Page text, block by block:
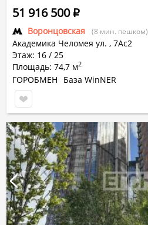
Воронцовская (8 мин. пешком)
Академика Челомея ул. , 7Ас2
Этаж: 16 / 25
Площадь: 74,7 м2
51 916 500Р
ГОРОБМЕН
База WinNER